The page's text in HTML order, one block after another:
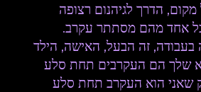
הדרך לגיהנום רצופה
אחד מהם מסתתר עקרב.
בעבודה, זה הבעל, האישה, הילד
שלך הם העקרבים תחת סלע
שאני הוא העקרב תחת סלע